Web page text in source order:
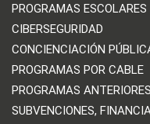
PROGRAMAS ESCOLARES
CIBERSEGURIDAD
CONCIENCIACIÓN
PROGRAMAS POR CABLE
PROGRAMAS ANTERIORES
SUBVENCIONES,